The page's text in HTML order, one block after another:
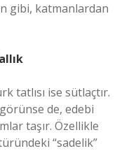
gibi, katmanlardan
tatlısı ise sütlaçtır.
de, edebi
taşır. Özellikle
“sadelik”